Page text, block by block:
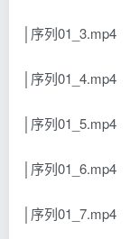
│序列01_3.mp4
│序列01_4.mp4
│序列01_5.mp4
│序列01_6.mp4
│序列01_7.mp4